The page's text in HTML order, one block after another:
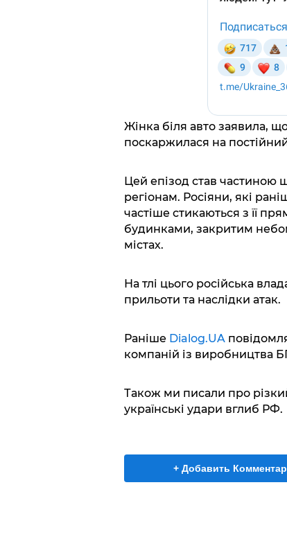
Жінка біля авто заявила,
поскаржилася на
Цей епізод став частиною
регіонам. Росіяни, які
частіше стикаються з її
будинками, закритим
містах.
На тлі цього російська
прильоти та наслідки атак.
Раніше Dialog.UA
компаній із виробництва
Також ми писали про
українські удари вглиб РФ.
+ Добавить